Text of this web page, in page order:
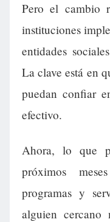
Pero el cambio
instituciones
entidades
La clave está en
puedan confiar
efectivo.
Ahora, lo que
próximos
programas y
alguien cercano